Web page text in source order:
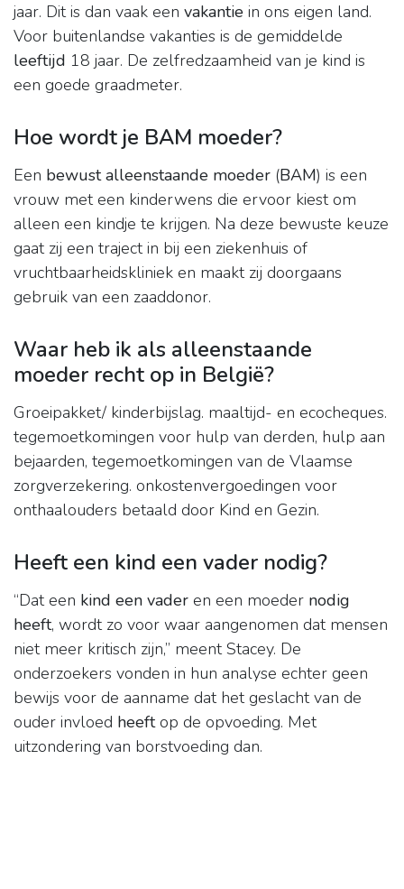
jaar. Dit is dan vaak een vakantie in ons eigen land.
Voor buitenlandse vakanties is de gemiddelde
leeftijd 18 jaar. De zelfredzaamheid van je kind is
een goede graadmeter.
Hoe wordt je BAM moeder?
Een bewust alleenstaande moeder (BAM) is een
vrouw met een kinderwens die ervoor kiest om
alleen een kindje te krijgen. Na deze bewuste keuze
gaat zij een traject in bij een ziekenhuis of
vruchtbaarheidskliniek en maakt zij doorgaans
gebruik van een zaaddonor.
Waar heb ik als alleenstaande
moeder recht op in België?
Groeipakket/ kinderbijslag. maaltijd- en ecocheques.
tegemoetkomingen voor hulp van derden, hulp aan
bejaarden, tegemoetkomingen van de Vlaamse
zorgverzekering. onkostenvergoedingen voor
onthaalouders betaald door Kind en Gezin.
Heeft een kind een vader nodig?
“Dat een kind een vader en een moeder nodig
heeft, wordt zo voor waar aangenomen dat mensen
niet meer kritisch zijn,” meent Stacey. De
onderzoekers vonden in hun analyse echter geen
bewijs voor de aanname dat het geslacht van de
ouder invloed heeftop de opvoeding. Met
uitzondering van borstvoeding dan.